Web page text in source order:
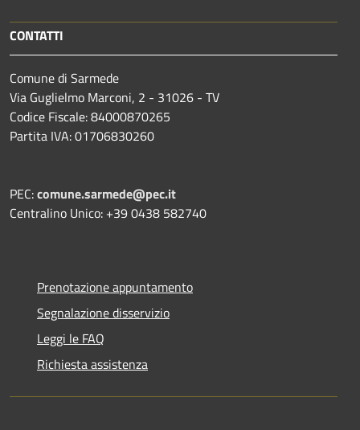
CONTATTI
Comune di Sarmede
Via Guglielmo Marconi, 2 - 31026 - TV
Codice Fiscale: 84000870265
Partita IVA: 01706830260
PEC:comune.sarmede@pec.it
Centralino Unico: +39 0438 582740
Prenotazione appuntamento
Segnalazione disservizio
Leggi le FAQ
Richiesta assistenza